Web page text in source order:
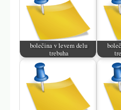
bolečina v levem delu
trebuha